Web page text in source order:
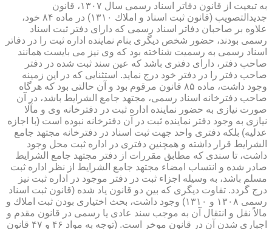
به تبعیت از قانون دفاتر اسناد رسمی سال ۱۳۰۷، قانون
جدیدالتصویب (قانون ثبت اسناد و املاك ۱۳۱۰) در ماده ۸۴ خود،
علاوه بر صاحبان دفاتر اسناد رسمی كه دارای دفتر ثبت اسناد
رسمی بودند، حضور شخص دیگری بنام نماینده اداره ثبت را در دفاتر
اسناد رسمی به رسمیت شناخته بود كه وی نیز می بایست همانند
صاحب دفتر، دارای دفتری باشد كه عین سند ثبت شده در دفتر
صاحب دفتر را در دفتر خود درج نماید. استثنایی كه در این زمینه
وجود داشت، ماده ۸۵ قانون مرقوم بود و آن حالتی بود كه هرگاه
صاحب دفترخانه اسناد رسمی، مجتهد جامع الشرایط باشد، در آن
صورت نیازی به حضور نماینده اداره ثبت در دفترخانه وی و مآلا
نیازی به وجود دفتر نماینده ثبت در آن دفترخانه نبوده است (با اجازه
عدلیه) بلكه دفتری واحد جهت ثبت اسناد در دفترخانه مجتهد جامع
الشرایط قرار داشته و همچنین دفتری در اداره ثبت محل وجود
داشت، تا سندی كه مطابق مقررات از دفتر مجتهد جامع الشرایط
صادر شده و انتساب امضاء مجتهد جامع الشرایط از نظر اداره ثبت
مسلم باشد، به وسیله اجزاء ثبت در دفتر موجود در اداره ثبت نیز
درج گردد. تفاوت دیگری كه بین دو قانون یاد شده (قانون ثبت اسناد
رسمی ۱۳۰۸ و ۱۳۱۰) وجود داشت، بحث اختیاری بودن ثبت املاك و
مالاً نقل و انتقال آن به موجب سند عادی یا رسمی در قانون مقدم و
اجباری شدن آن در قانون موخر است. (توجه به مواد ۴۶ و ۴۷ قانون